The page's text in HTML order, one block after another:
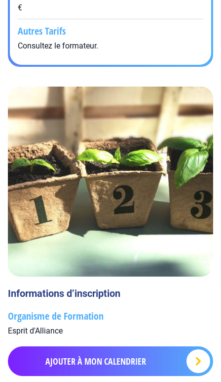
€
Autres Tarifs
Consultez le formateur.
Informations d’inscription
Organisme de Formation
Esprit d'Alliance
AJOUTER À MON CALENDRIER